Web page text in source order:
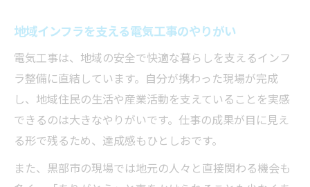
家庭との両立を目指す電気工事転職術
地域インフラを支える電気工事のやりがい
電気工事は、地域の安全で快適な暮らしを支えるインフ
ラ整備に直結しています。自分が携わった現場が完成
し、地域住民の生活や産業活動を支えていることを実感
できるのは大きなやりがいです。仕事の成果が目に見え
る形で残るため、達成感もひとしおです。
また、黒部市の現場では地元の人々と直接関わる機会も